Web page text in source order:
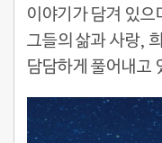
이야기가 담겨 있
그들의 삶과 사랑,
담담하게 풀어내고